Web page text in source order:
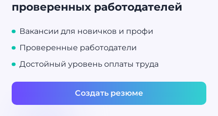
проверенных работодателей
Вакансии для новичков и профи
Проверенные работодатели
Достойный уровень оплаты труда
Создать резюме